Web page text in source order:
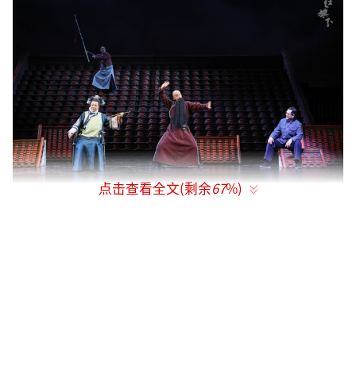
点击查看全文(剩余67%)